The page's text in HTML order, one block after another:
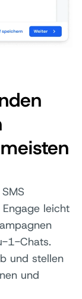
leicht
1-Chats.
und stellen
und